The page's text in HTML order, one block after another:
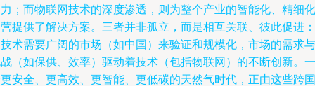
；而物联网技术的深度渗透，则为整个产业的智能化、精细化
提供了解决方案。三者并非孤立，而是相互关联、彼此促进：
术需要广阔的市场（如中国）来验证和规模化，市场的需求与
（如保供、效率）驱动着技术（包括物联网）的不断创新。一
安全、更高效、更智能、更低碳的天然气时代，正由这些跨国